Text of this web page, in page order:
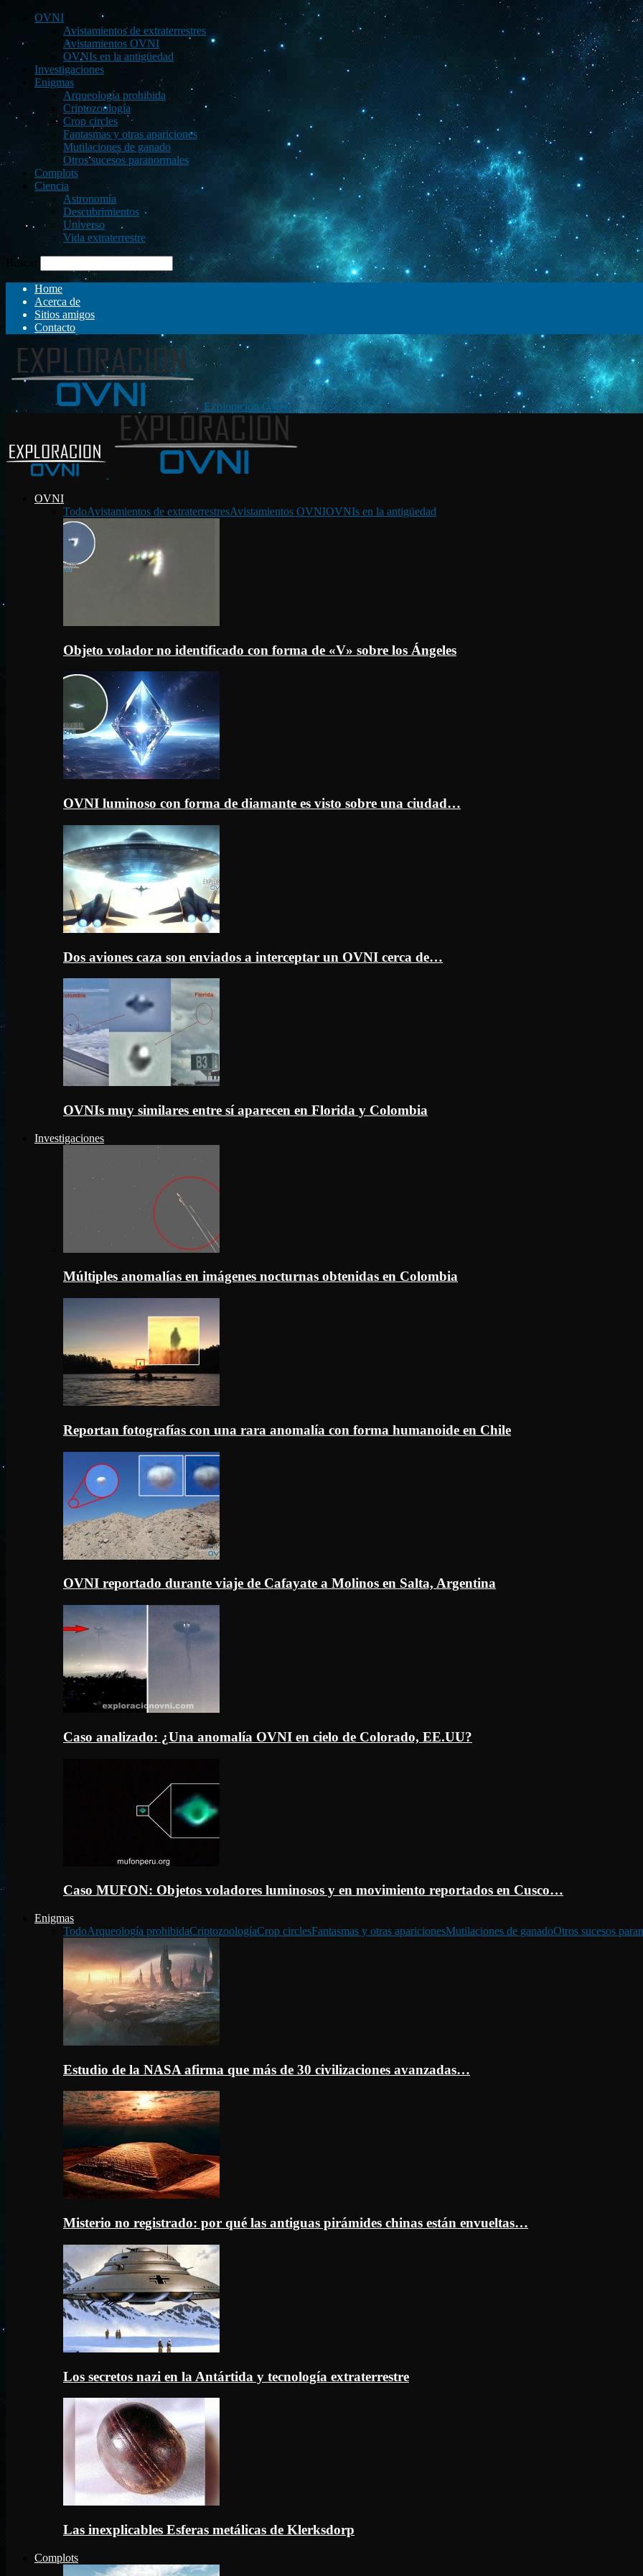
OVNI
Avistamientos de extraterrestres
Avistamientos OVNI
OVNIs en la antigüedad
Investigaciones
Enigmas
Arqueología prohibida
Criptozoología
Crop circles
Fantasmas y otras apariciones
Mutilaciones de ganado
Otros sucesos paranormales
Complots
Ciencia
Astronomía
Descubrimientos
Universo
Vida extraterrestre
Buscar
Home
Acerca de
Sitios amigos
Contacto
Exploración OVNI
OVNI
TodoAvistamientos de extraterrestresAvistamientos OVNIOVNIs en la antigüedad
Objeto volador no identificado con forma de «V» sobre los Ángeles
OVNI luminoso con forma de diamante es visto sobre una ciudad…
Dos aviones caza son enviados a interceptar un OVNI cerca de…
OVNIs muy similares entre sí aparecen en Florida y Colombia
Investigaciones
Múltiples anomalías en imágenes nocturnas obtenidas en Colombia
Reportan fotografías con una rara anomalía con forma humanoide en Chile
OVNI reportado durante viaje de Cafayate a Molinos en Salta, Argentina
Caso analizado: ¿Una anomalía OVNI en cielo de Colorado, EE.UU?
Caso MUFON: Objetos voladores luminosos y en movimiento reportados en Cusco…
Enigmas
TodoArqueología prohibidaCriptozoologíaCrop circlesFantasmas y otras aparicionesMutilaciones de ganadoOtros sucesos
Estudio de la NASA afirma que más de 30 civilizaciones avanzadas…
Misterio no registrado: por qué las antiguas pirámides chinas están envueltas…
Los secretos nazi en la Antártida y tecnología extraterrestre
Las inexplicables Esferas metálicas de Klerksdorp
Complots